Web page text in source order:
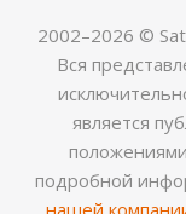
2002–2026 ©
Вся
является
подробной